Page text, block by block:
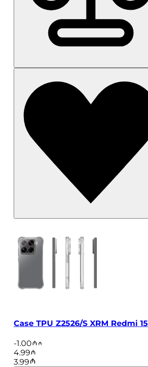
Case TPU Z2526/S XRM Redmi 15
-1.00
4.99
3.99